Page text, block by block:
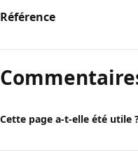
Référence
lecture
désactivé
Cette page a-t-elle été utile